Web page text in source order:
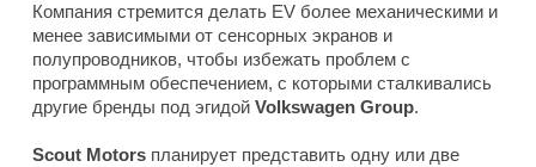
Компания стремится делать EV более механическими и
менее зависимыми от сенсорных экранов и
полупроводников, чтобы избежать проблем с
программным обеспечением, с которыми сталкивались
другие бренды под эгидой Volkswagen Group.
Scout Motors планирует представить одну или две